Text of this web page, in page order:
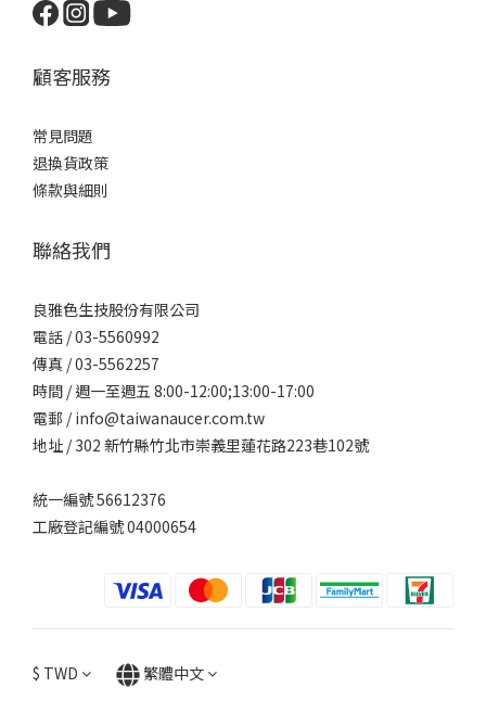
顧客服務
常見問題
退換貨政策
條款與細則
聯絡我們
良雅色生技股份有限公司
電話 /03-5560992
傳真 / 03-5562257
時間 / 週一至週五 8:00-12:00;13:00-17:00
電郵 / info@taiwanaucer.com.tw
地址 / 302 新竹縣竹北市崇義里蓮花路223巷102號
統一編號 56612376
工廠登記編號 04000654
$ TWD 繁體中文